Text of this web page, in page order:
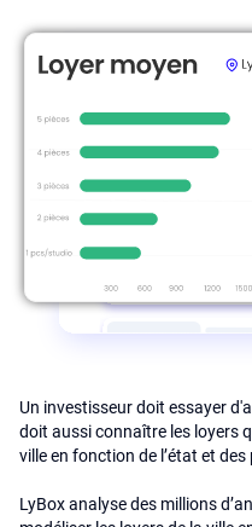
Un investisseur doit essayer
doit aussi connaître les loyers
ville en fonction de l’état et
LyBox analyse des millions